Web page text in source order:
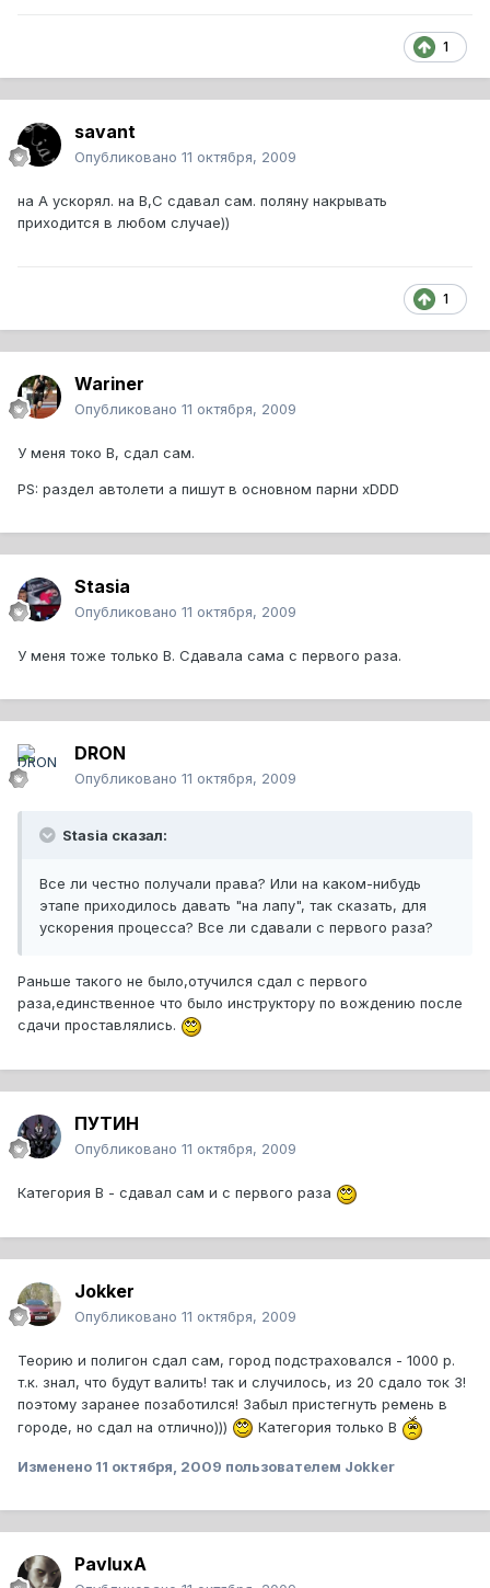
1
savant
Опубликовано 11 октября, 2009
на А ускорял. на В,С сдавал сам. поляну накрывать
приходится в любом случае))
1
Wariner
Опубликовано 11 октября, 2009
У меня токо В, сдал сам.
PS: раздел автолети а пишут в основном парни xDDD
Stasia
Опубликовано 11 октября, 2009
У меня тоже только В. Сдавала сама с первого раза.
DRON
Опубликовано 11 октября, 2009
Stasia сказал:
Все ли честно получали права? Или на каком-нибудь
этапе приходилось давать "на лапу", так сказать, для
ускорения процесса? Все ли сдавали с первого раза?
Раньше такого не было,отучился сдал с первого
раза,единственное что было инструктору по вождению после
сдачи проставлялись.
ПУТИН
Опубликовано 11 октября, 2009
Категория В - сдавал сам и с первого раза
Jokker
Опубликовано 11 октября, 2009
Теорию и полигон сдал сам, город подстраховался - 1000 р.
т.к. знал, что будут валить! так и случилось, из 20 сдало ток 3!
поэтому заранее позаботился! Забыл пристегнуть ремень в
городе, но сдал на отлично)))
Категория только B
Изменено 11 октября, 2009 пользователем Jokker
PavluxA